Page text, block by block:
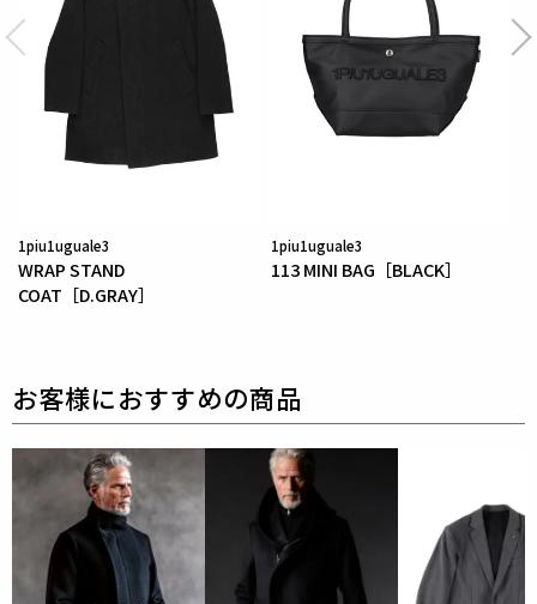
1piu1uguale3
WRAP STAND
COAT［D.GRAY］
1piu1uguale3
113 MINI BAG［BLACK］